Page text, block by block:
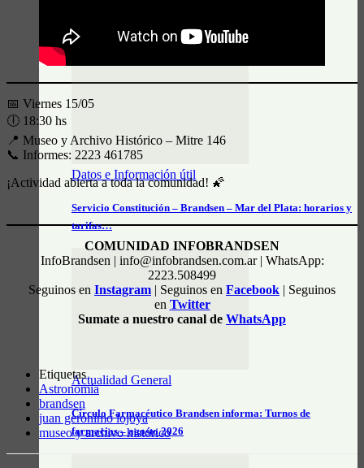
Datos e Información útil
Servicio Constitución – Brandsen – Mar del Plata: horarios y
tarifas…
Actualidad General
Círculo Farmacéutico Brandsen informa: Turnos de
farmacias – agosto 2026
📅 Viernes 15/05
🕕 18:30 hs
📍 Museo y Archivo Histórico – Mitre 146
📞 Informes: 2223 461785
¡Actividad abierta a toda la comunidad! 🌠
COMUNIDAD INFOBRANDSEN
InfoBrandsen | info@infobrandsen.com.ar | WhatsApp:
2223.508499
Seguinos en Instagram | Seguinos en Facebook | Seguinos
en Twitter
Sumate a nuestro canal de WhatsApp
Etiquetas
Astronomía
brandsen
juan gerónimo lojoya
museo y archivo histórico